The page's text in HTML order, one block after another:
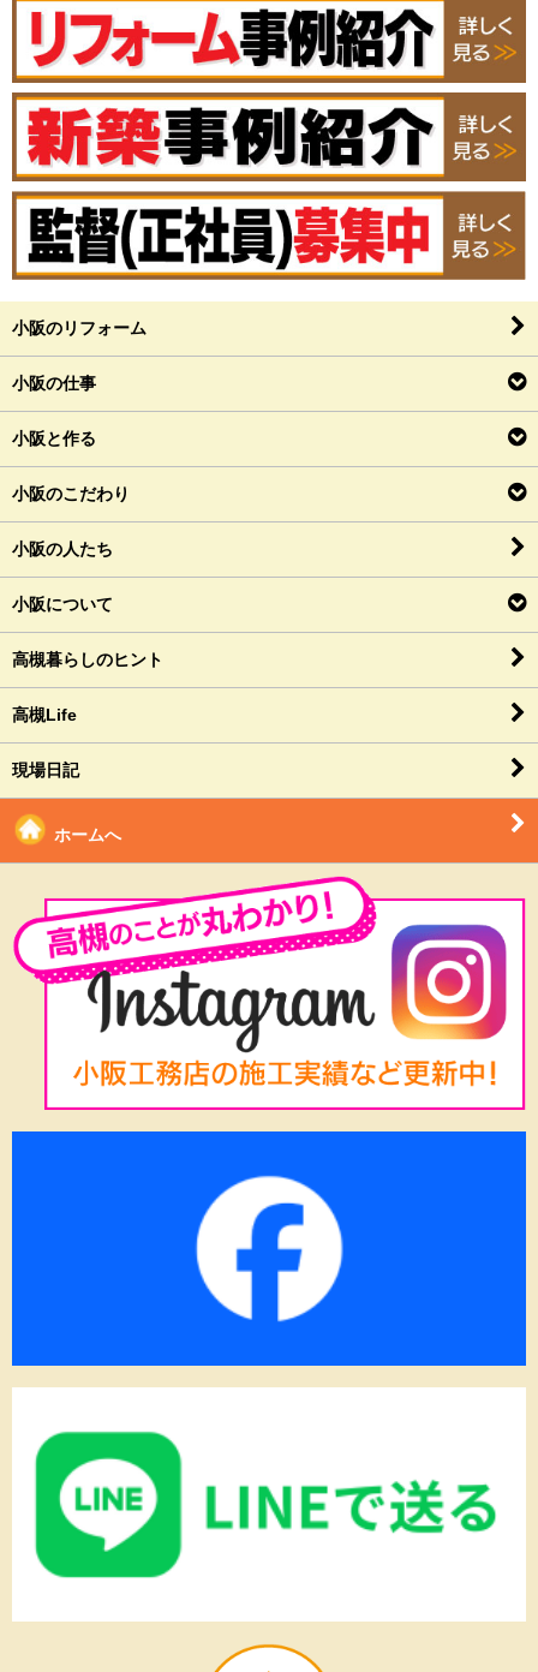
小阪のリフォーム
小阪の仕事
小阪と作る
小阪のこだわり
小阪の人たち
小阪について
高槻暮らしのヒント
高槻Life
現場日記
ホームへ